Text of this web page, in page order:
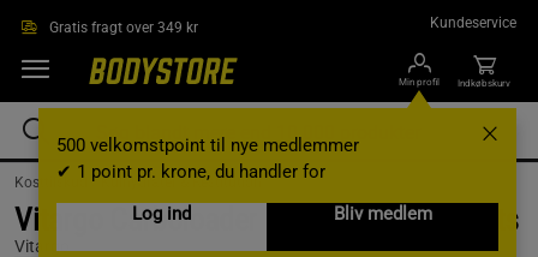
Gratis fragt over 349 kr Kundeservice
Min profil
500 velkomstpoint til nye medlemmer
✔ 1 point pr. krone, du handler for
Log ind
Bliv medlem
Indkøbskurv
Kosttilskud / Kulhydrater & Restitution
Vitargo Carboloader 750 g Summer Fruits
Vitargo